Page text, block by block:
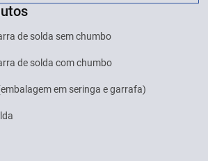
de solda sem chumbo
de solda com chumbo
em seringa e garrafa)